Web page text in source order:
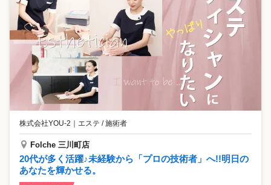
株式会社YOU-2 エステ / 施術者
Folche 三川町店
20代が多く活躍♪未経験から「プロの技術者」へ!!明日の
あなたを輝かせる。